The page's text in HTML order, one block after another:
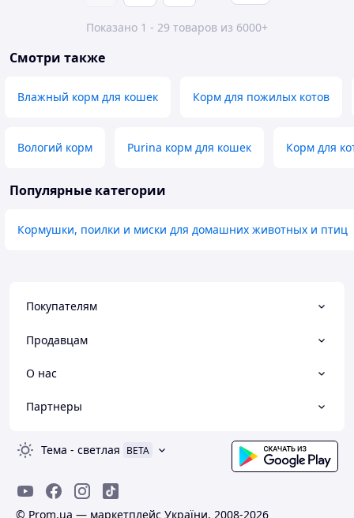
Показано 1 - 29 товаров из 6000+
Смотри также
Влажный корм для кошек Корм для пожилых котов
Вологий корм Purina корм для кошек Корм для
Популярные категории
Кормушки, поилки и миски для домашних животных и птиц
Покупателям
Продавцам
О нас
Партнеры
Тема - светлая BETA
© Prom.ua — маркетплейс України, 2008-2026